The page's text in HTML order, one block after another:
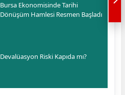
Bursa Ekonomisinde Tarihi
Dönüşüm Hamlesi Resmen Başladı
Devalüasyon Riski Kapıda mı?